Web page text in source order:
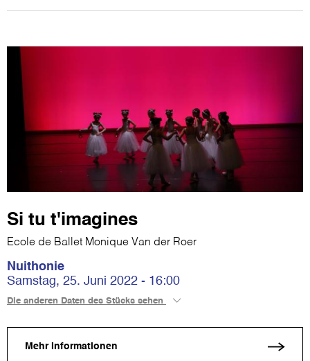
Si tu t'imagines
Ecole de Ballet Monique Van der Roer
Nuithonie
Samstag, 25. Juni 2022 - 16:00
Die anderen Daten des Stücks sehen
Mehr Informationen